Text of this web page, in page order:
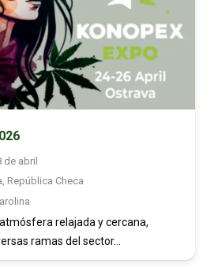
de abril
República Checa
relajada y cercana,
ramas del sector…